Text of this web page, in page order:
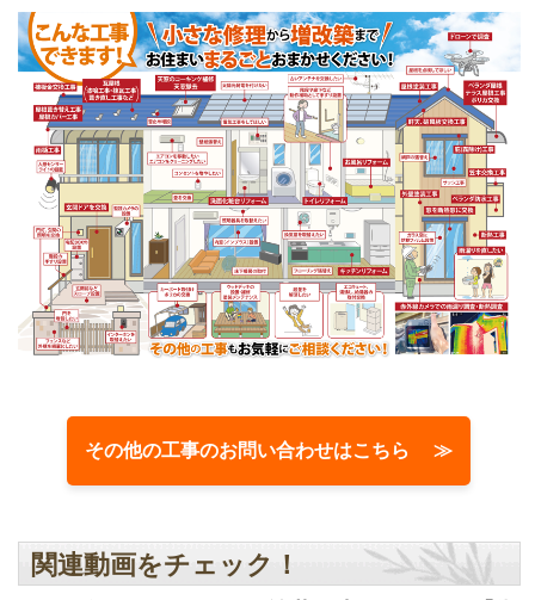
その他の工事のお問い合わせはこちら ≫
関連動画をチェック！